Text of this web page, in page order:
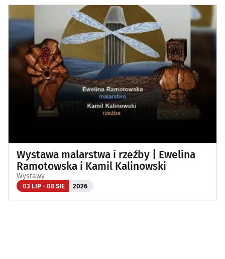
Wystawa malarstwa i rzeźby | Ewelina
Ramotowska i Kamil Kalinowski
Wystawy
03 LIP - 08 SIE 2026